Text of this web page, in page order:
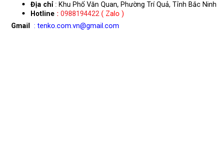
Địa chỉ : Khu Phố Văn Quan, Phường Trí Quả, Tỉnh Bắc Ninh
Hotline : 0988194422 ( Zalo )
Gmail
: tenko.com.vn@gmail.com